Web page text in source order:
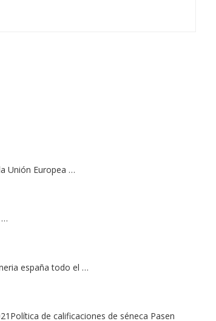
Unión Europea …
…
españa todo el …
de calificaciones de séneca Pasen